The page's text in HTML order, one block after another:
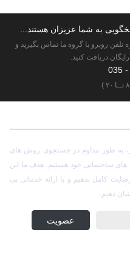
به شما عزیزان هستند...
تلفن روبرو با گروه ما تماس بگیرید و
دریافت کنید.
به طور مداوم در جستجوی روش های
های ساختمانی خود هستیم. هدف ما این
کامل بدهیم و با ارائه خدماتی بی
دهیم.
عضویت